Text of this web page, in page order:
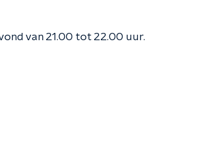
van 21.00 tot 22.00 uur.